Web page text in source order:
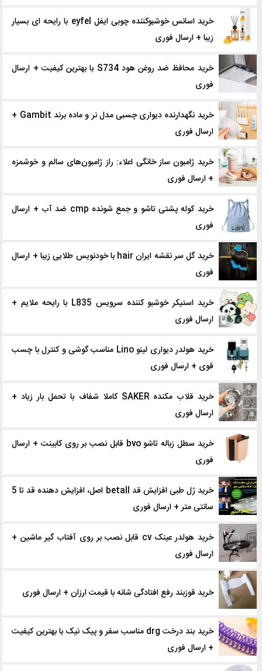
خرید اسانس خوشبوکننده چوبی ایفل eyfel با رایحه ای بسیار
زیبا + ارسال فوری
خرید محافظ ضد روغن هود S734 با بهترین کیفیت + ارسال
فوری
خرید نگهدارنده دیواری چسبی مدل نر و ماده برند Gambit +
ارسال فوری
خرید ژامبون ساز خانگی اعلاء: راز ژامبون‌های سالم و خوشمزه
+ ارسال فوری
خرید کوله پشتی تاشو و جمع شونده cmp ضد آب + ارسال
فوری
خرید گل سر نقشه ایران hair با خودنویس طلایی زیبا + ارسال
فوری
خرید استیکر خوشبو کننده سرویس L835 با رایحه ملایم +
ارسال فوری
خرید هولدر دیواری لینو Lino مناسب گوشی و کنترل با چسب
قوی + ارسال فوری
خرید قلاب‌ مکنده SAKER کاملا شفاف با تحمل بار زیاد +
ارسال فوری
خرید سطل زباله تاشو bvo قابل نصب بر روی کابینت + ارسال
فوری
خرید ژل طبی افزایش قد betall اصل، افزایش دهنده قد تا 5
سانتی متر + ارسال فوری
خرید هولدر عینک cv قابل نصب بر روی آفتاب گیر ماشین +
ارسال فوری
خرید قوزبند رفع افتادگی شانه با قیمت ارزان + ارسال فوری
خرید بند درخت drg مناسب سفر و پیک نیک با بهترین کیفیت
+ ارسال فوری